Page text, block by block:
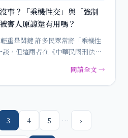
事？「乘機性交」與「強制
害人原諒還有用嗎？
重是關鍵 許多民眾常將「乘機性
，但這兩者在《中華民國刑法》
閱讀全文 →
3 4 5 … ›